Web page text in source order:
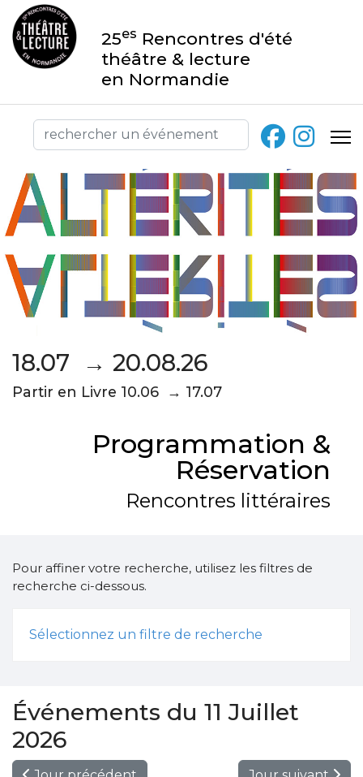
25es Rencontres d'été
théâtre & lecture
en Normandie
18.07 → 20.08.26
Partir en Livre 10.06 → 17.07
Programmation &
Réservation
Rencontres littéraires
Pour affiner votre recherche, utilisez les filtres de
recherche ci-dessous.
Sélectionnez un filtre de recherche
Événements du 11 Juillet
2026